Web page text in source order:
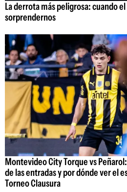
La derrota más peligrosa: cuando
sorprendernos
Montevideo City Torque vs
de las entradas y por dónde ver el
Torneo Clausura